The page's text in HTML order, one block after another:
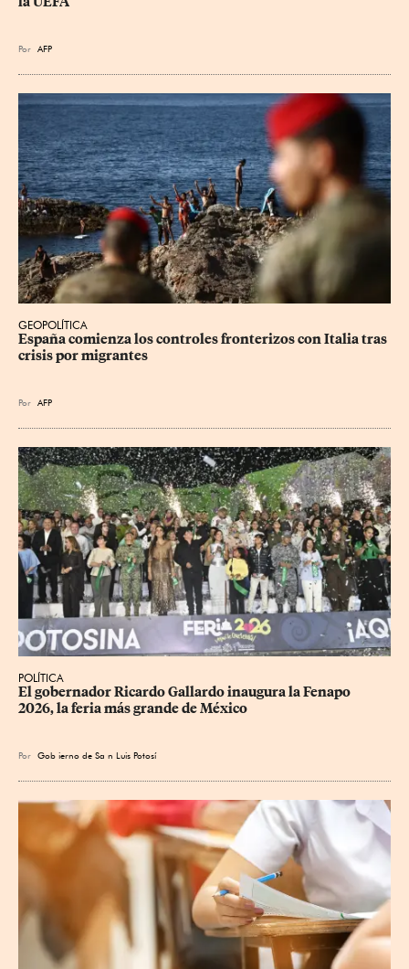
Por AFP
GEOPOLÍTICA
España comienza los controles fronterizos con Italia tras
crisis por migrantes
Por AFP
POLÍTICA
​El gobernador Ricardo Gallardo inaugura la Fenapo
2026, la feria más grande de México
Por Gob ierno de Sa n Luis Potosí